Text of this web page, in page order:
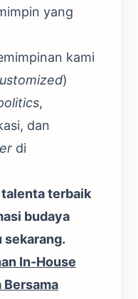
yang
kami
)
,
dan
di
terbaik
budaya
sekarang.
In-House
Bersama